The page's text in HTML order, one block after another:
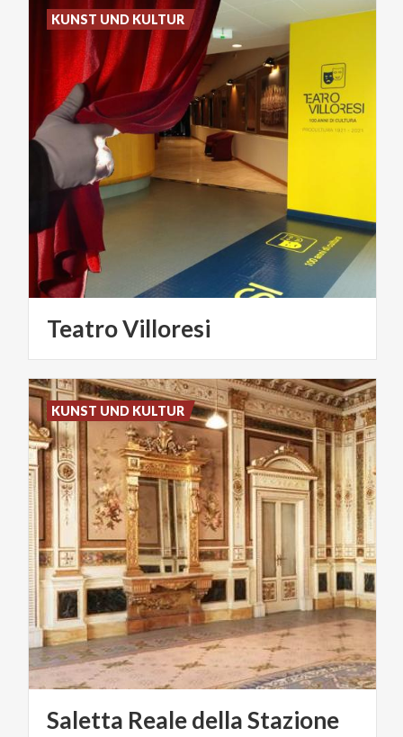
TeatroVilloresi
KUNST UND KULTUR
Saletta RealedellaStazione
KUNST UND KULTUR